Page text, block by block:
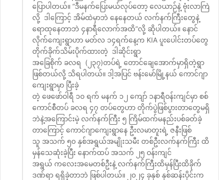
ပြောပါတယ်။ “ဒီမနက်ပြေးမယ်လုပ်တော့ လေယာဉ်နဲ့ ဗုံးလာကြဲ
လို့ ဒါကြောင့် အိမ်ထဲမှာဘဲ နေနေတယ် လက်နက်ကြီးတွေနဲ့
ရောထုနေတာဘဲ ၄နာရီလောက်အထိ”လို့ ဆိုပါတယ်။ နောင်
လိုက်ကျေးရွာဟာ မတ်လ ၁၄ရက်နေ့က KIA ပူးပေါင်းတပ်တွေ
တိုက်ခိုက်သိမ်းပိုက်ထားတဲ့ ဒါဆိုင်းရွာ
အခြေစိုက် ခလရ (၂၃၇)တပ်ရဲ့ တောင်ချေအောက်မှာရှိတဲ့ရွာ
ဖြစ်တယ်လို့ သိရပါတယ်။ ဒါ့အပြင် ဗန်းမော်မြို့နယ် ကောင်ဂျာ
ကျေးရွာမှာ ပြီးခဲ့
တဲ့ ဖေဖော်ဝါရီ ၁၀ ရက် မနက် ၁၂ ကျော် ၁နာရီဝန်းကျင်မှာ စစ်
ကောင်စီတပ် ခလရ ၄၇ တပ်တွေဟာ တိုက်ပွဲဖြစ်ပွားတာတွေမရှိ
ဘဲနဲ့အကြောင်းမဲ့ လက်နက်ကြီး ၅ ကြိမ်ထက်မနည်းပစ်ခတ်ခဲ့
တာကြောင့် ကောင်ဂျာကျေးရွာနေ ဦးလမာတူးရဲ့ ဇနီးဖြစ်
သူ အသက် ၅၀ နှစ်အရွယ်အမျိုးသမီး တစ်ဦးလက်နက်ကြီး ထိ
မှန်သေဆုံးခဲ့ပြီး နောက်ထပ် အသက် ၂၅ ဝန်းကျင်
အရွယ် ကလေးအမေတစ်ဦးနဲ့ လက်နက်ကြီးထိမှန်ပြီးထိခိုက်
ဒဏ်ရာ ရရှိခဲ့တာဘဲ ဖြစ်ပါတယ်။ ၂၀၂၄ ခုနှစ် နှစ်ဆန်းပိုင်းက